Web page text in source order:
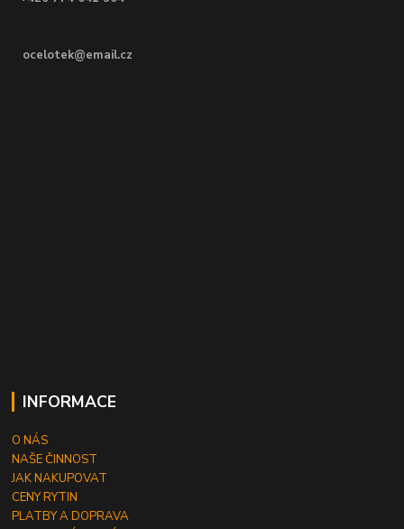
ocelotek@email.cz
INFORMACE
O NÁS
NAŠE ČINNOST
JAK NAKUPOVAT
CENY RYTIN
PLATBY A DOPRAVA